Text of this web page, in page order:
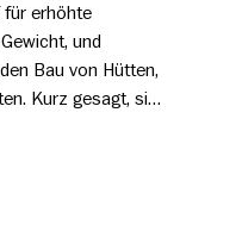
für erhöhte
und
Bau von Hütten,
Kurz gesagt, sie
ist nach dem